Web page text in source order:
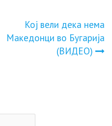
Кој вели дека нема
Македонци во Бугарија
(ВИДЕО)